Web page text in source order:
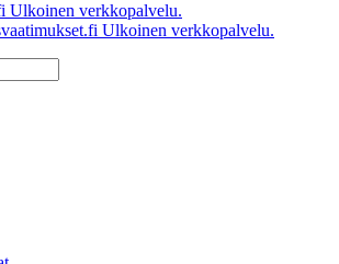
Ulkoinen verkkopalvelu.
Ulkoinen verkkopalvelu.